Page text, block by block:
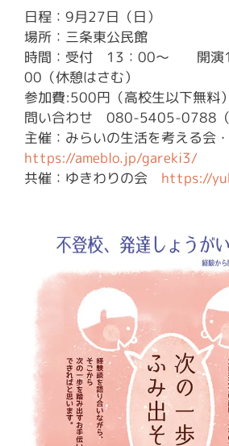
日程：9月27日（日）
場所：三条東公民館
時間：受付 13：00〜 開演
00（休憩はさむ）
参加費:500円（高校生以下無料）
問い合わせ 080-5405-0788（
主催：みらいの生活を考える会
https://ameblo.jp/gareki3/
共催：ゆきわりの会 https://